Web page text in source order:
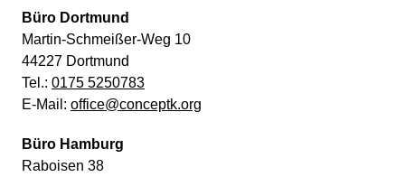
Büro Dortmund
Martin-Schmeißer-Weg 10
44227 Dortmund
Tel.: 0175 5250783
E-Mail: office@conceptk.org
Büro Hamburg
Raboisen 38